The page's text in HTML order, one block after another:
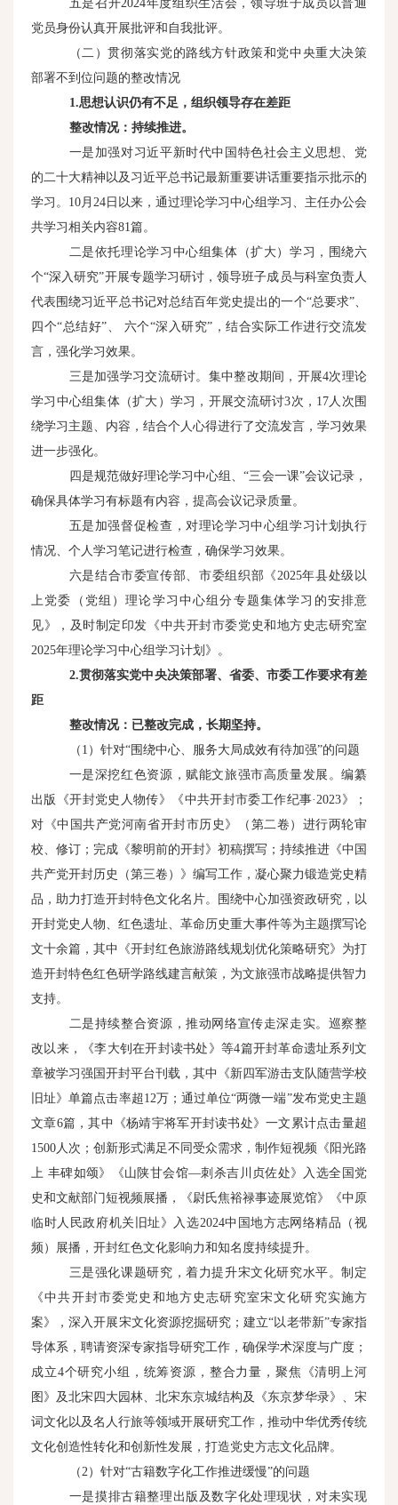
五是召开2024年度组织生活会，领导班子成员以普通
党员身份认真开展批评和自我批评。
（二）贯彻落实党的路线方针政策和党中央重大决策
部署不到位问题的整改情况
1.思想认识仍有不足，组织领导存在差距
整改情况：持续推进。
一是加强对习近平新时代中国特色社会主义思想、党
的二十大精神以及习近平总书记最新重要讲话重要指示批示的
学习。10月24日以来，通过理论学习中心组学习、主任办公会
共学习相关内容81篇。
二是依托理论学习中心组集体（扩大）学习，围绕六
个“深入研究”开展专题学习研讨，领导班子成员与科室负责人
代表围绕习近平总书记对总结百年党史提出的一个“总要求”、
四个“总结好”、 六个“深入研究”，结合实际工作进行交流发
言，强化学习效果。
三是加强学习交流研讨。集中整改期间，开展4次理论
学习中心组集体（扩大）学习，开展交流研讨3次，17人次围
绕学习主题、内容，结合个人心得进行了交流发言，学习效果
进一步强化。
四是规范做好理论学习中心组、“三会一课”会议记录，
确保具体学习有标题有内容，提高会议记录质量。
五是加强督促检查，对理论学习中心组学习计划执行
情况、个人学习笔记进行检查，确保学习效果。
六是结合市委宣传部、市委组织部《2025年县处级以
上党委（党组）理论学习中心组分专题集体学习的安排意
见》，及时制定印发《中共开封市委党史和地方史志研究室
2025年理论学习中心组学习计划》。
2.贯彻落实党中央决策部署、省委、市委工作要求有差
距
整改情况：已整改完成，长期坚持。
（1）针对“围绕中心、服务大局成效有待加强”的问题
一是深挖红色资源，赋能文旅强市高质量发展。编纂
出版《开封党史人物传》《中共开封市委工作纪事·2023》；
对《中国共产党河南省开封市历史》（第二卷）进行两轮审
校、修订；完成《黎明前的开封》初稿撰写；持续推进《中国
共产党开封历史（第三卷）》编写工作，凝心聚力锻造党史精
品，助力打造开封特色文化名片。围绕中心加强资政研究，以
开封党史人物、红色遗址、革命历史重大事件等为主题撰写论
文十余篇，其中《开封红色旅游路线规划优化策略研究》为打
造开封特色红色研学路线建言献策，为文旅强市战略提供智力
支持。
二是持续整合资源，推动网络宣传走深走实。巡察整
改以来，《李大钊在开封读书处》等4篇开封革命遗址系列文
章被学习强国开封平台刊载，其中《新四军游击支队随营学校
旧址》单篇点击率超12万；通过单位“两微一端”发布党史主题
文章6篇，其中《杨靖宇将军开封读书处》一文累计点击量超
1500人次；创新形式满足不同受众需求，制作短视频《阳光路
上 丰碑如颂》《山陕甘会馆—刺杀吉川贞佐处》入选全国党
史和文献部门短视频展播，《尉氏焦裕禄事迹展览馆》《中原
临时人民政府机关旧址》入选2024中国地方志网络精品（视
频）展播，开封红色文化影响力和知名度持续提升。
三是强化课题研究，着力提升宋文化研究水平。制定
《中共开封市委党史和地方史志研究室宋文化研究实施方
案》，深入开展宋文化资源挖掘研究；建立“以老带新”专家指
导体系，聘请资深专家指导研究工作，确保学术深度与广度；
成立4个研究小组，统筹资源，整合力量，聚焦《清明上河
图》及北宋四大园林、北宋东京城结构及《东京梦华录》、宋
词文化以及名人行旅等领域开展研究工作，推动中华优秀传统
文化创造性转化和创新性发展，打造党史方志文化品牌。
（2）针对“古籍数字化工作推进缓慢”的问题
一是摸排古籍整理出版及数字化处理现状，对未实现